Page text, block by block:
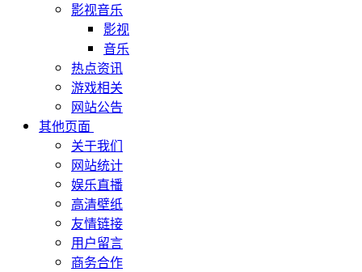
影视音乐
影视
音乐
热点资讯
游戏相关
网站公告
其他页面
关于我们
网站统计
娱乐直播
高清壁纸
友情链接
用户留言
商务合作